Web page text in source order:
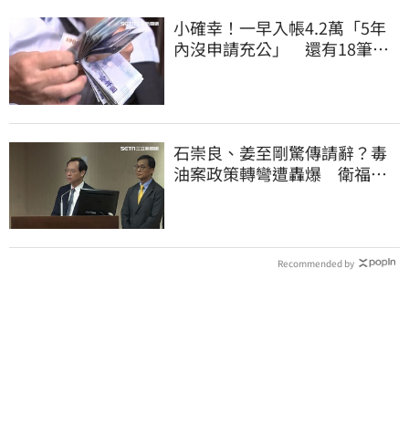
小確幸！一早入帳4.2萬「5年
內沒申請充公」 還有18筆錢
石崇良、姜至剛驚傳請辭？毒
油案政策轉彎遭轟爆 衛福部
Recommended by